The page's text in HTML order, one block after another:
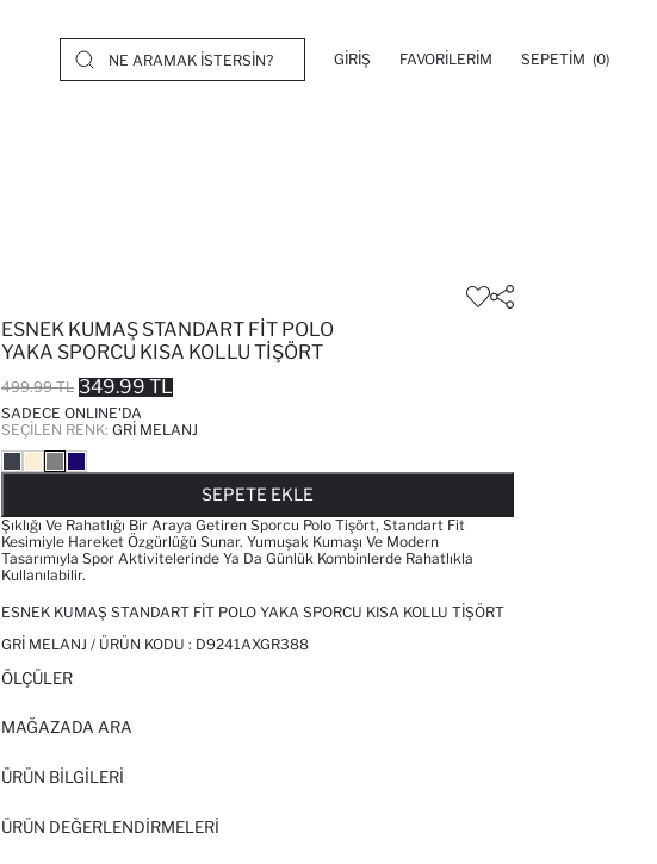
GIRIŞ FAVORILERIM SEPETIM (0)
ESNEK KUMAŞ STANDART FIT POLO
YAKA SPORCU KISA KOLLU TIŞÖRT
499.99 TL 349.99 TL
SADECE ONLINE'DA
SEÇILEN RENK: GRI MELANJ
SEPETE EKLE
Şıklığı Ve Rahatlığı Bir Araya Getiren Sporcu Polo Tişört, Standart Fit
Kesimiyle Hareket Özgürlüğü Sunar. Yumuşak Kumaşı Ve Modern
Tasarımıyla Spor Aktivitelerinde Ya Da Günlük Kombinlerde Rahatlıkla
Kullanılabilir.
ESNEK KUMAŞ STANDART FIT POLO YAKA SPORCU KISA KOLLU TIŞÖRT
GRI MELANJ / ÜRÜN KODU : D9241AXGR388
ÖLÇÜLER
MAĞAZADA ARA
ÜRÜN BILGILERI
ÜRÜN DEĞERLENDİRMELERİ